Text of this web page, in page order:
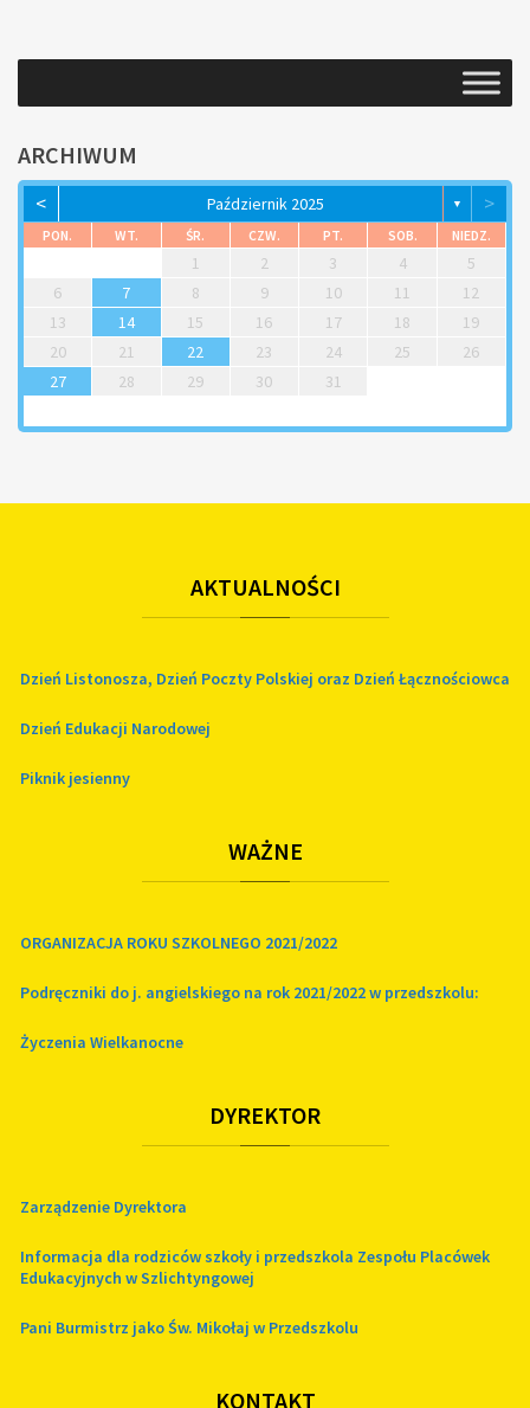
ARCHIWUM
< Październik 2025 ▼ >
PON. WT. ŚR. CZW. PT. SOB. NIEDZ.
1 2 3 4
5
6
7 8 9 10 11
12
13
14 15 16 17 18
19
20
21 22 23 24 25
26
27
28 29 30 31
AKTUALNOŚCI
Dzień Listonosza, Dzień Poczty Polskiej oraz Dzień Łącznościowca
Dzień Edukacji Narodowej
Piknik jesienny
WAŻNE
ORGANIZACJA ROKU SZKOLNEGO 2021/2022
Podręczniki do j. angielskiego na rok 2021/2022 w przedszkolu:
Życzenia Wielkanocne
DYREKTOR
Zarządzenie Dyrektora
Informacja dla rodziców szkoły i przedszkola Zespołu Placówek
Edukacyjnych w Szlichtyngowej
Pani Burmistrz jako Św. Mikołaj w Przedszkolu
KONTAKT